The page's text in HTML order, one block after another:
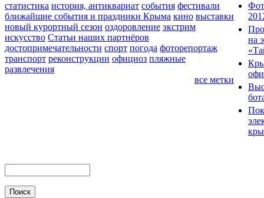
статистика история, антиквариат события фестивали
ближайшие события и праздники Крыма кино выставки
новый курортный сезон оздоровление экстрим
искусство Статьи наших партнёров
достопримечательности спорт погода фоторепортаж
транспорт реконструкции официоз пляжные
развлечения
все метки
на